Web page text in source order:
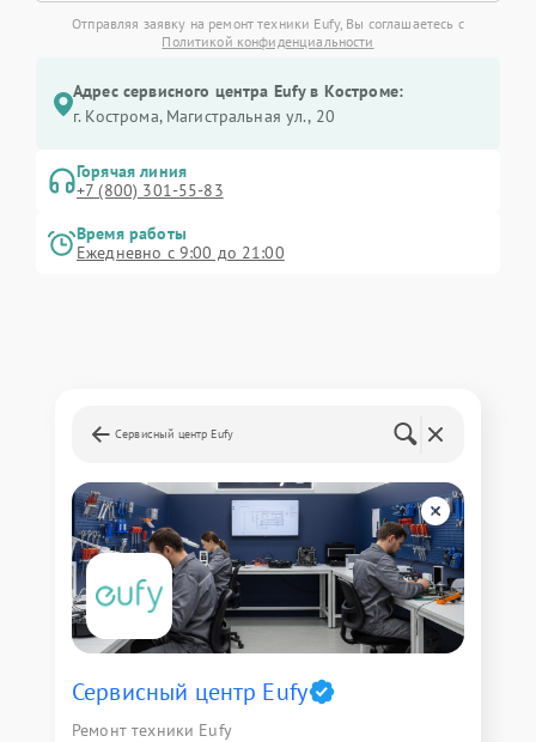
Отправляя заявку на ремонт техники Eufy, Вы соглашаетесь с
Политикой конфиденциальности
Адрес сервисного центра Eufy в Костроме:
г. Кострома, Магистральная ул., 20
Горячая линия
+7 (800) 301-55-83
Время работы
Ежедневно с 9:00 до 21:00
Сервисный центр Eufy
Сервисный центр Eufy
Ремонт техники Eufy